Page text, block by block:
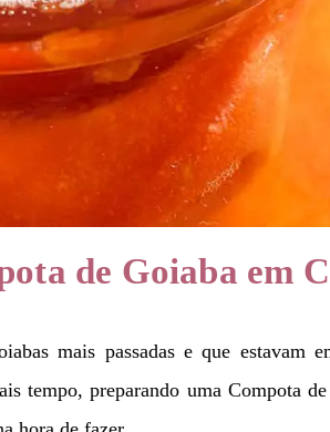
de Goiaba em
mais passadas e que estavam
tempo, preparando uma Compota